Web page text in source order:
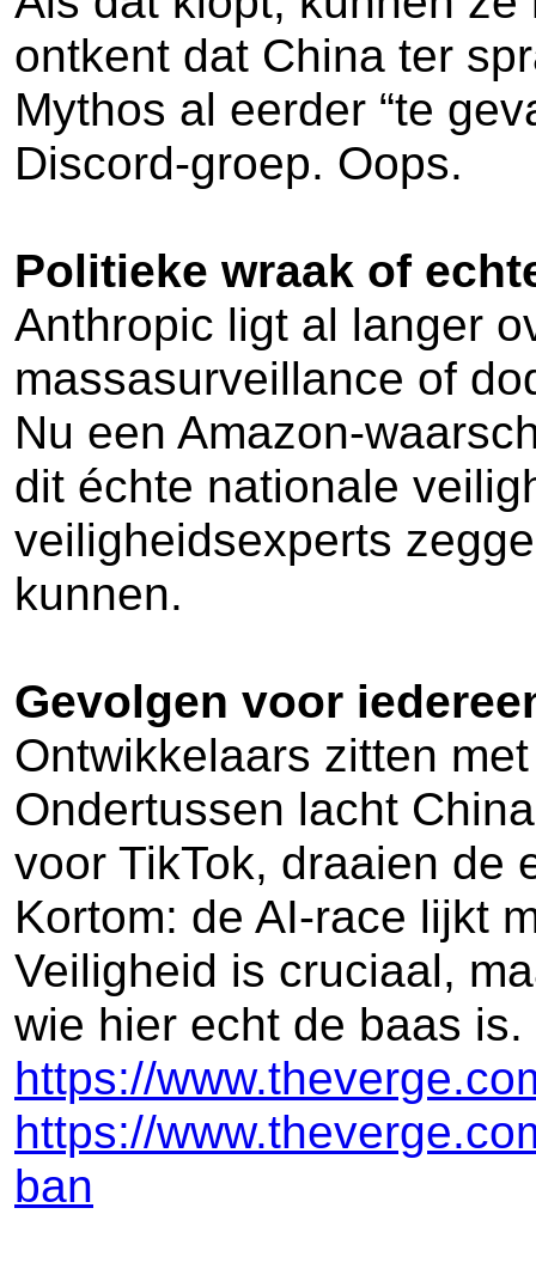
ontkent dat China ter
Mythos al eerder “te
Discord-groep. Oops.
Politieke wraak of
Anthropic ligt al langer
massasurveillance of
Nu een Amazon-
dit échte nationale
veiligheidsexperts
kunnen.
Gevolgen voor
Ontwikkelaars zitten
Ondertussen lacht
voor TikTok, draaien de
Kortom: de AI-race lijkt
Veiligheid is cruciaal,
wie hier echt de baas
https://
https://
ban